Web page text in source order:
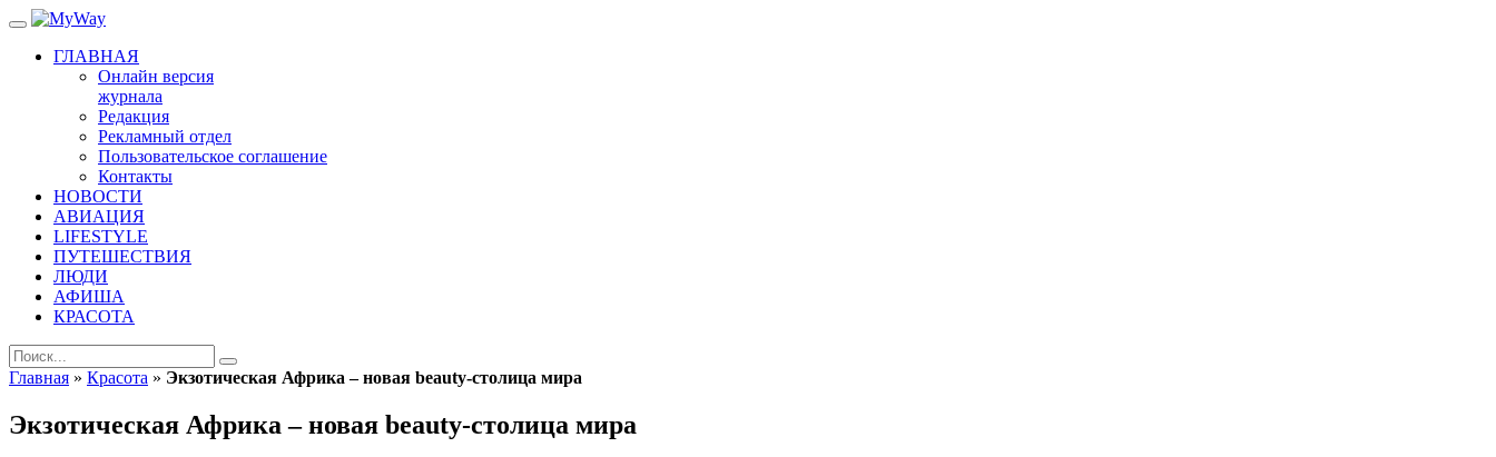
ГЛАВНАЯ
Онлайн версия
журнала
Редакция
Рекламный отдел
Пользовательское соглашение
Контакты
НОВОСТИ
АВИАЦИЯ
LIFESTYLE
ПУТЕШЕСТВИЯ
ЛЮДИ
АФИША
КРАСОТА
Главная » Красота » Экзотическая Африка – новая beauty-столица мира
Экзотическая Африка – новая beauty-столица мира